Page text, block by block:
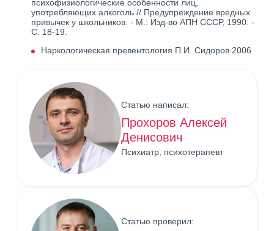
психофизиологические особенности лиц,
употребляющих алкоголь // Предупреждение вредных
привычек у школьников. - М.: Изд-во АПН СССР, 1990. -
С. 18-19.
Наркологическая превентология П.И. Сидоров 2006
Статью написал:
Прохоров Алексей
Денисович
Психиатр, психотерапевт
Статью проверил: